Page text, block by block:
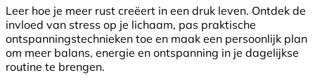
Leer hoe je meer rust creëert in een druk leven. Ontdek de
invloed van stress op je lichaam, pas praktische
ontspanningstechnieken toe en maak een persoonlijk plan
om meer balans, energie en ontspanning in je dagelijkse
routine te brengen.